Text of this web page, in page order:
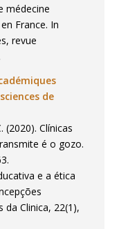
médecine
France. In
revue
de
(2020). Clínicas
é o gozo.
e a ética
da Clinica, 22(1),